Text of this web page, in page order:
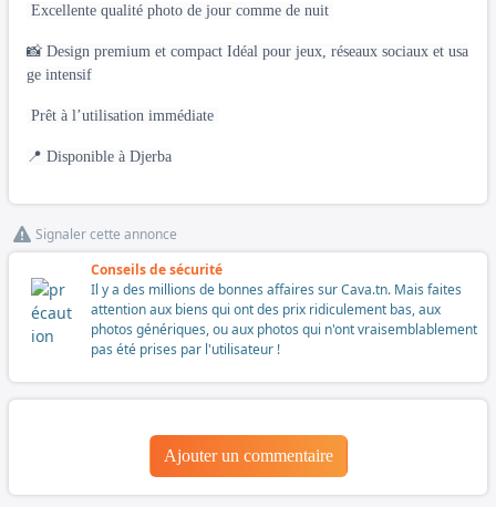
Excellente qualité photo de jour comme de nuit
📸 Design premium et compact Idéal pour jeux, réseaux sociaux et usa
ge intensif
Prêt à l’utilisation immédiate
📍 Disponible à Djerba
Signaler cette annonce
Conseils de sécurité
Il y a des millions de bonnes affaires sur Cava.tn. Mais faites
attention aux biens qui ont des prix ridiculement bas, aux
photos génériques, ou aux photos qui n'ont vraisemblablement
pas été prises par l'utilisateur !
Ajouter un commentaire